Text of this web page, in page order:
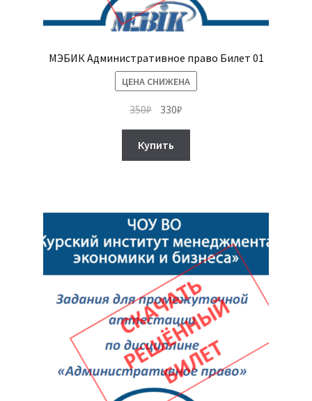
МЭБИК Административное право Билет 01
ЦЕНА СНИЖЕНА
350₽ Первоначальная
цена
составляла
350₽.
330₽
цена:
Купить